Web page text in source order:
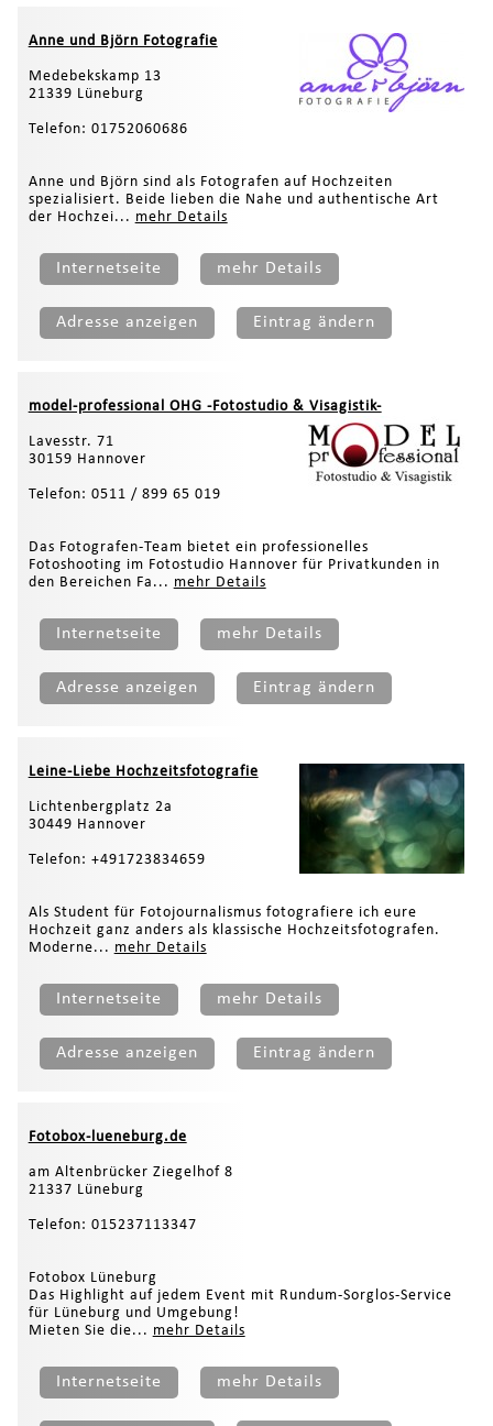
Anne und Björn Fotografie
Medebekskamp 13
21339 Lüneburg
Telefon: 01752060686
Anne und Björn sind als Fotografen auf Hochzeiten
spezialisiert. Beide lieben die Nahe und authentische Art
der Hochzei... mehr Details
Internetseite mehr Details
Adresse anzeigen Eintrag ändern
model-professional OHG -Fotostudio & Visagistik-
Lavesstr. 71
30159 Hannover
Telefon: 0511 / 899 65 019
Das Fotografen-Team bietet ein professionelles
Fotoshooting im Fotostudio Hannover für Privatkunden in
den Bereichen Fa... mehr Details
Internetseite mehr Details
Adresse anzeigen Eintrag ändern
Leine-Liebe Hochzeitsfotografie
Lichtenbergplatz 2a
30449 Hannover
Telefon: +491723834659
Als Student für Fotojournalismus fotografiere ich eure
Hochzeit ganz anders als klassische Hochzeitsfotografen.
Moderne... mehr Details
Internetseite mehr Details
Adresse anzeigen Eintrag ändern
Fotobox-lueneburg.de
am Altenbrücker Ziegelhof 8
21337 Lüneburg
Telefon: 015237113347
Fotobox Lüneburg
Das Highlight auf jedem Event mit Rundum-Sorglos-Service
für Lüneburg und Umgebung!
Mieten Sie die... mehr Details
Internetseite mehr Details